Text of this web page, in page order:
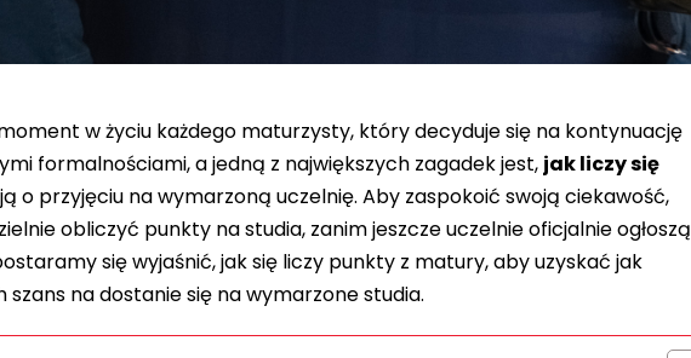
w życiu każdego maturzysty, który decyduje się na kontynuację
formalnościami, a jedną z największych zagadek jest, jak liczy się
o przyjęciu na wymarzoną uczelnię. Aby zaspokoić swoją ciekawość,
obliczyć punkty na studia, zanim jeszcze uczelnie oficjalnie ogłoszą
się wyjaśnić, jak się liczy punkty z matury, aby uzyskać jak
szans na dostanie się na wymarzone studia.